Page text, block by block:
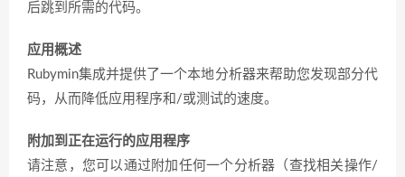
后跳到所需的代码。
应用概述
Rubymin集成并提供了一个本地分析器来帮助您发现部分代
码，从而降低应用程序和/或测试的速度。
附加到正在运行的应用程序
请注意，您可以通过附加任何一个分析器（查找相关操作/